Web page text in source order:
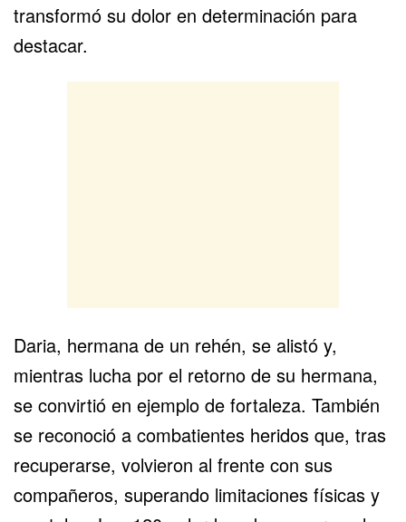
transformó su dolor en determinación para
destacar.
Daria, hermana de un rehén, se alistó y,
mientras lucha por el retorno de su hermana,
se convirtió en ejemplo de fortaleza. También
se reconoció a combatientes heridos que, tras
recuperarse, volvieron al frente con sus
compañeros, superando limitaciones físicas y